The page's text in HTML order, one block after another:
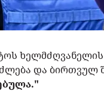
და ბირთვულ